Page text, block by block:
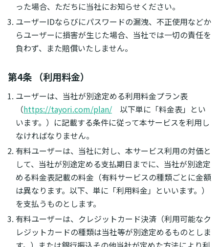
った場合、ただちに当社にお知らせください。
ユーザーIDならびにパスワードの漏洩、不正使用などか
らユーザーに損害が生じた場合、当社では一切の責任を
負わず、また賠償いたしません。
第4条 （利用料金）
ユーザーは、当社が別途定める利用料金プラン表
（https://tayori.com/plan/ 以下単に「料金表」とい
います。）に記載する条件に従って本サービスを利用し
なければなりません。
有料ユーザーは、当社に対し、本サービス利用の対価と
して、当社が別途定める支払期日までに、当社が別途定
める料金表記載の料金（有料サービスの種類ごとに金額
は異なります。以下、単に「利用料金」といいます。）
を支払うものとします。
有料ユーザーは、クレジットカード決済（利用可能なク
レジットカードの種類は当社等が別途定めるものとしま